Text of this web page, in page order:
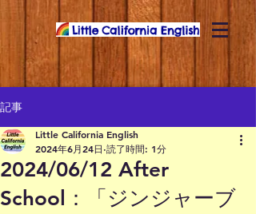
記事
2024/06/12 After
School：「ジンジャーブ
Little California English
2024年6月24日 読了時間: 1分